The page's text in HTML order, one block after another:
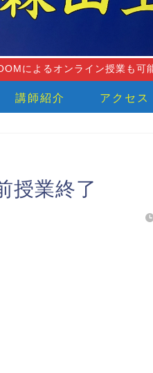
によるオンライン授業も
講師紹介 アクセス
授業終了